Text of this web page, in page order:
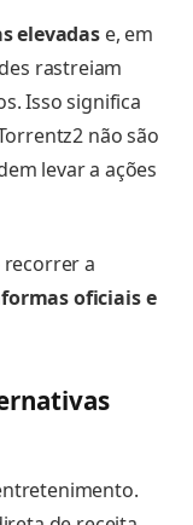
elevadase, em
rastreiam
Isso significa
não são
levar a ações
recorrer a
oficiais e